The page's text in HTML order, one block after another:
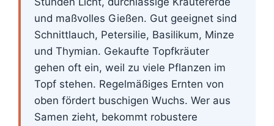
und maßvolles Gießen. Gut geeignet sind
Schnittlauch, Petersilie, Basilikum, Minze
und Thymian. Gekaufte Topfkräuter
gehen oft ein, weil zu viele Pflanzen im
Topf stehen. Regelmäßiges Ernten von
oben fördert buschigen Wuchs. Wer aus
Samen zieht, bekommt robustere